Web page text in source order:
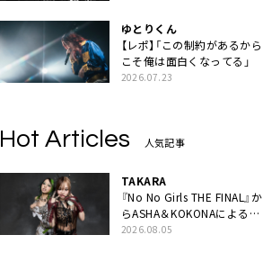
ゆとりくん
【レポ】「この制約があるから
こそ俺は面白くなってる」
2026.07.23
Hot Articles 人気記事
TAKARA
『No No Girls THE FINAL』か
らASHA＆KOKONAによるユ
ニット・TAKARAがデビュー
2026.08.05